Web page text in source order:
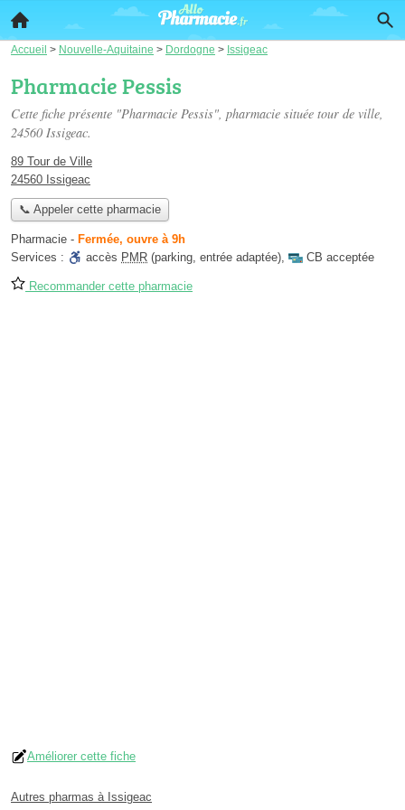
Accueil > Nouvelle-Aquitaine > Dordogne > Issigeac
Pharmacie Pessis
Cette fiche présente "Pharmacie Pessis", pharmacie située tour de ville,
24560 Issigeac.
89 Tour de Ville
24560 Issigeac
📞 Appeler cette pharmacie
Pharmacie - Fermée, ouvre à 9h
Services :
accès PMR (parking, entrée adaptée), CB acceptée
Recommander cette pharmacie
Améliorer cette fiche
Autres pharmas à Issigeac